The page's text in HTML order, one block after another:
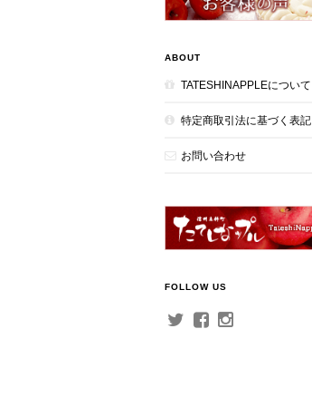
ABOUT
TATESHINAPPLEについて
特定商取引法に基づく表記
お問い合わせ
FOLLOW US